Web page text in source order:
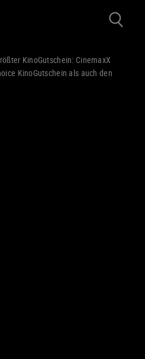
KinoGutschein: CinemaxX
KinoGutschein als auch den